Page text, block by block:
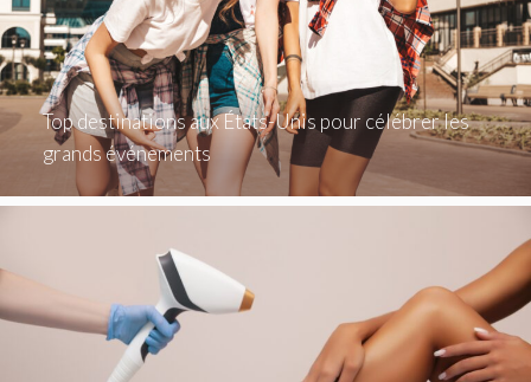
Top destinations aux États-Unis pour célébrer les
grands événements